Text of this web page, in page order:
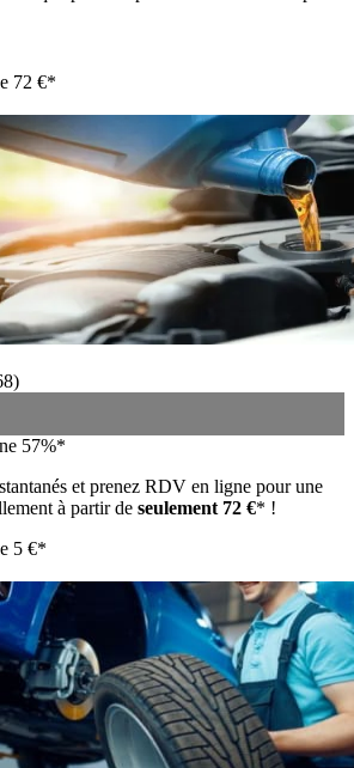
72 €*
)
57%*
et prenez RDV en ligne pour une
à partir de seulement 72 €* !
5 €*